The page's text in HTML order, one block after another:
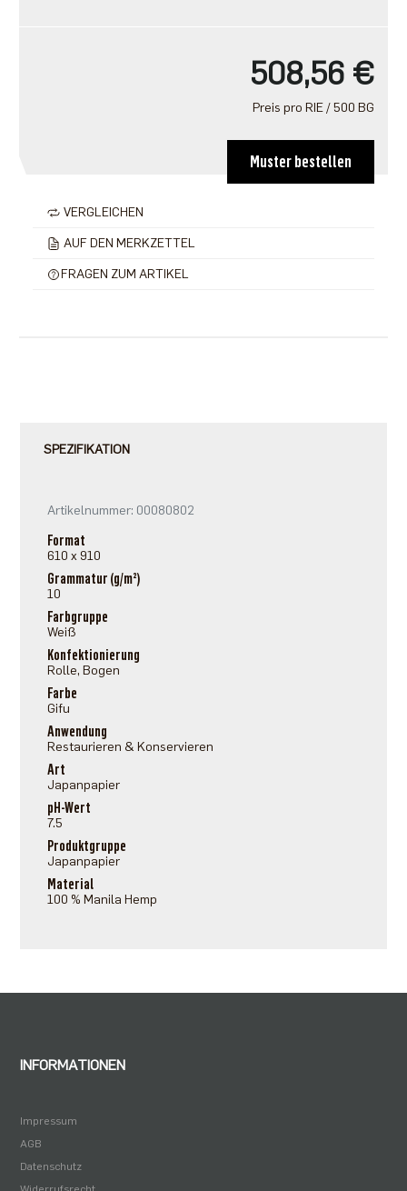
508,56 €
Preis pro RIE / 500 BG
Muster bestellen
VERGLEICHEN
AUF DEN MERKZETTEL
FRAGEN ZUM ARTIKEL
SPEZIFIKATION
Artikelnummer: 00080802
Format
610 x 910
Grammatur (g/m²)
10
Farbgruppe
Weiß
Konfektionierung
Rolle, Bogen
Farbe
Gifu
Anwendung
Restaurieren & Konservieren
Art
Japanpapier
pH-Wert
7.5
Produktgruppe
Japanpapier
Material
100 % Manila Hemp
INFORMATIONEN
Impressum
AGB
Datenschutz